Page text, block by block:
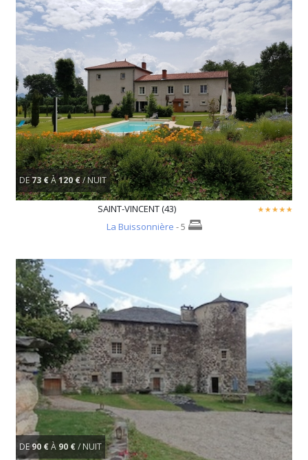
DE73 €À120 €/ NUIT
SAINT-VINCENT (43)
La Buissonnière - 5
DE90 €À 90 €/ NUIT